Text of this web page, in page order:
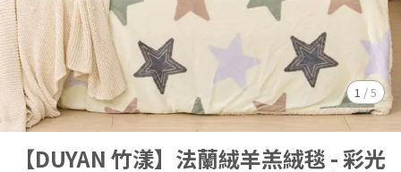
1 /5
【DUYAN 竹漾】法蘭絨羊羔絨毯 - 彩光